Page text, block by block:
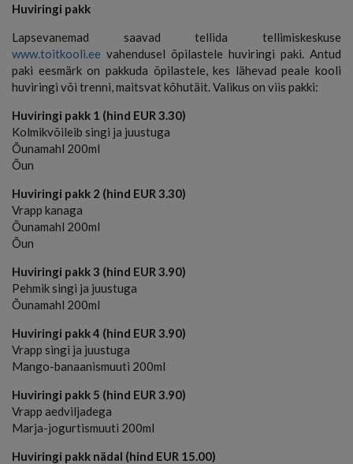
Huviringi pakk
Lapsevanemad saavad tellida tellimiskeskuse
www.toitkooli.ee vahendusel õpilastele huviringi paki. Antud
paki eesmärk on pakkuda õpilastele, kes lähevad peale kooli
huviringi või trenni, maitsvat kõhutäit. Valikus on viis pakki:
Huviringi pakk 1 (hind EUR 3.30)
Kolmikvõileib singi ja juustuga
Õunamahl 200ml
Õun
Huviringi pakk 2 (hind EUR 3.30)
Vrapp kanaga
Õunamahl 200ml
Õun
Huviringi pakk 3 (hind EUR 3.90)
Pehmik singi ja juustuga
Õunamahl 200ml
Huviringi pakk 4 (hind EUR 3.90)
Vrapp singi ja juustuga
Mango-banaanismuuti 200ml
Huviringi pakk 5 (hind EUR 3.90)
Vrapp aedviljadega
Marja-jogurtismuuti 200ml
Huviringi pakk nädal (hind EUR 15.00)